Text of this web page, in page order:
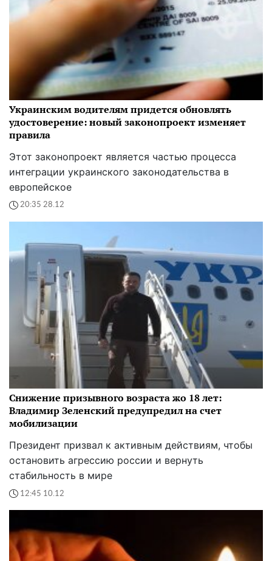
Украинским водителям придется обновлять
удостоверение: новый законопроект изменяет
правила
Этот законопроект является частью процесса
интеграции украинского законодательства в
европейское
20:35 28.12
Снижение призывного возраста жо 18 лет:
Владимир Зеленский предупредил на счет
мобилизации
Президент призвал к активным действиям, чтобы
остановить агрессию россии и вернуть
стабильность в мире
12:45 10.12